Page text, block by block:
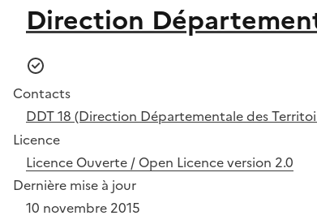
Direction
Contacts
DDT 18 (Direction Départementale des
Licence
Licence Ouverte / Open Licence version 2.0
Dernière mise à jour
10 novembre 2015